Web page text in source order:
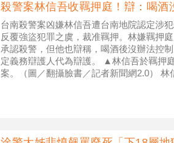
殺警案林信吾收羈押庭！辯：喝酒
台南殺警案凶嫌林信吾遭台南地院認定涉
反覆強盜犯罪之虞，裁准羈押。林嫌羈押
承認殺警，但他也辯稱，喝酒後沒辦法控
定義務辯護人代為辯護。 ▲林信吾於羈押
案。（圖／翻攝臉書／記者新聞網2.0）